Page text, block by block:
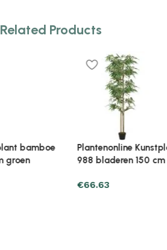
Related Products
Plantenonline Kunstplant met pot
buxus bolvorming 118 cm groen